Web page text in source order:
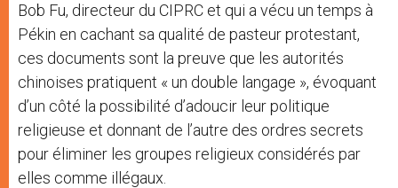
Bob Fu, directeur du CIPRC et qui a vécu un temps à
Pékin en cachant sa qualité de pasteur protestant,
ces documents sont la preuve que les autorités
chinoises pratiquent « un double langage », évoquant
d’un côté la possibilité d’adoucir leur politique
religieuse et donnant de l’autre des ordres secrets
pour éliminer les groupes religieux considérés par
elles comme illégaux.